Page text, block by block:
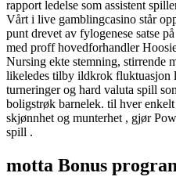
rapport ledelse som assistent
Vårt i live gamblingcasino står
punt drevet av fylogenese satse
med proff hovedforhandler
Nursing ekte stemning, stirrende
likeledes tilby ildkrok fluktuasjon
turneringer og hard valuta spill
boligstrøk barnelek. til hver
skjønnhet og munterhet , gjør
spill .
motta Bonus